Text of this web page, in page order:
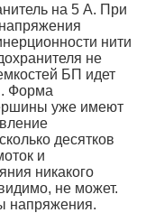
на 5 А. При
нити
не
БП идет
Форма
уже имеют
десятков
и
никакого
не может.
напряжения.